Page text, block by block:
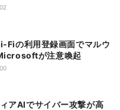
が注意喚起